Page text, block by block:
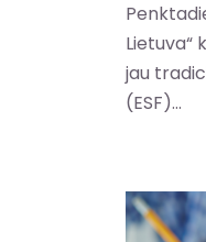
Lietuva“
jau
(ESF)...